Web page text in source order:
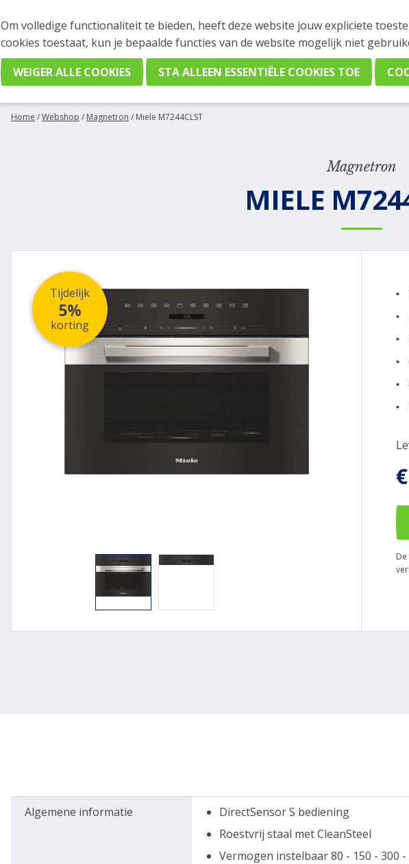
WEBSHOP BESTELLINGEN
Je kan tijdelijk geen bestelling plaatsen. Wil je je vast oriënteren? Vergelijk
Home /Webshop / Magnetron / Miele M7244CLST
Magnetron
MIELE
Tijdelijk
5%
korting
Algemene informatie
DirectSensor S bediening
Roestvrij staal met CleanSteel
Vermogen instelbaar 80 - 150 - 300 -
Om volledige functionaliteit te bieden, heeft deze website jouw expliciete
cookies toestaat, kun je bepaalde functies van de website mogelijk niet